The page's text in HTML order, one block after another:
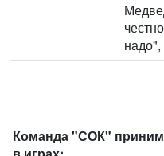
Команда "СОК"